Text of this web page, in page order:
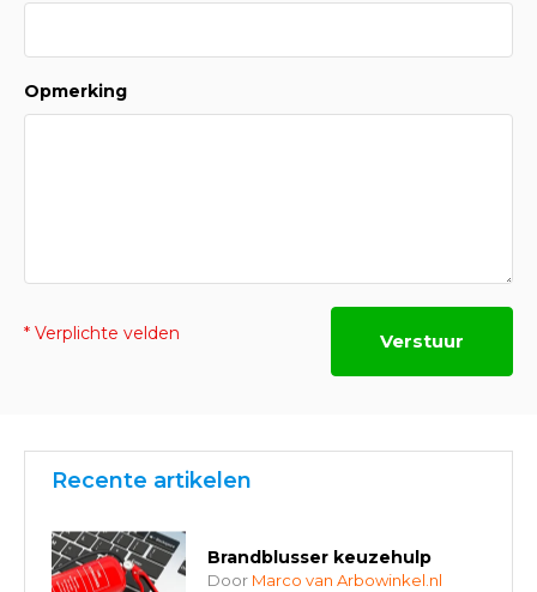
Opmerking
* Verplichte velden Verstuur
Recente artikelen
Brandblusser keuzehulp
Door Marco van Arbowinkel.nl